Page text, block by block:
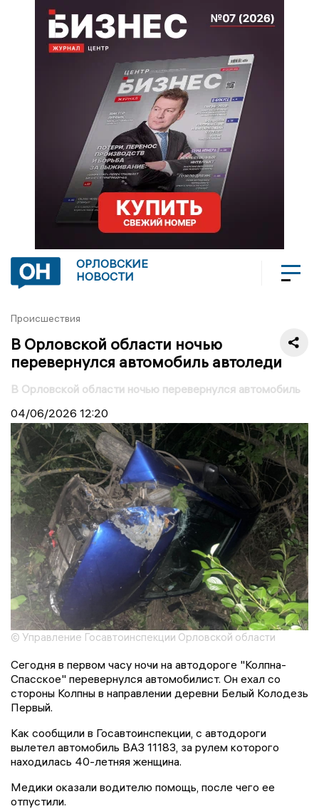
ОРЛОВСКИЕ
НОВОСТИ
Происшествия
В Орловской области ночью
перевернулся автомобиль автоледи
В Орловской области ночью перевернулся автомобиль
04/06/2026 12:20
© Управление Госавтоинспекции Орловской области
Сегодня в первом часу ночи на автодороге "Колпна-
Спасское" перевернулся автомобилист. Он ехал со
стороны Колпны в направлении деревни Белый Колодезь
Первый.
Как сообщили в Госавтоинспекции, с автодороги
вылетел автомобиль ВАЗ 11183, за рулем которого
находилась 40-летняя женщина.
Медики оказали водителю помощь, после чего ее
отпустили.